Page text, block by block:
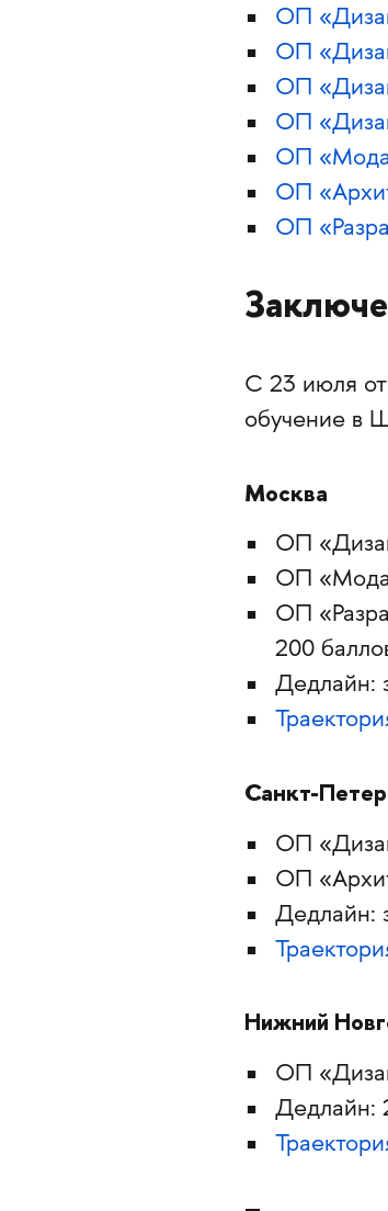
ОП
ОП
ОП
ОП
ОП
ОП
ОП
С 23 июля
обучение в
Москва
ОП
ОП
ОП
200
Дедлайн:
Санкт-
ОП
ОП
Дедлайн:
Нижний
ОП
Дедлайн: